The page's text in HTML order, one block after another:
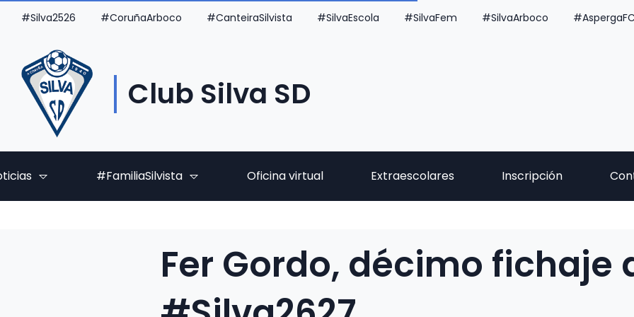
#Silva2526 #CoruñaArboco #CanteiraSilvista #SilvaEscola #SilvaFem #SilvaArboco #AspergaFC
Club Silva SD
#FamiliaSilvista Oficina virtual Extraescolares Inscripción
Fer Gordo, décimo fichaje